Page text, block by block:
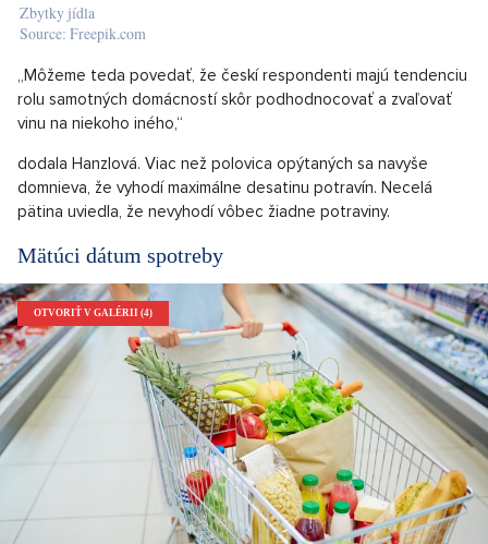
Zbytky jídla
Source: Freepik.com
„Môžeme teda povedať, že českí respondenti majú tendenciu
rolu samotných domácností skôr podhodnocovať a zvaľovať
vinu na niekoho iného,“
dodala Hanzlová. Viac než polovica opýtaných sa navyše
domnieva, že vyhodí maximálne desatinu potravín. Necelá
pätina uviedla, že nevyhodí vôbec žiadne potraviny.
Mätúci dátum spotreby
OTVORIŤ V GALÉRII (4)